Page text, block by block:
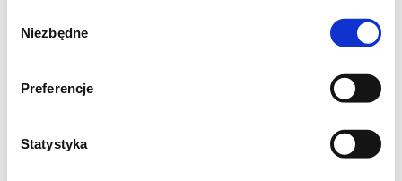
zgody
Niezbędne
Preferencje
Statystyka